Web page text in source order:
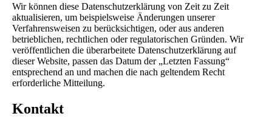
Wir können diese Datenschutzerklärung von Zeit zu Zeit
aktualisieren, um beispielsweise Änderungen unserer
Verfahrensweisen zu berücksichtigen, oder aus anderen
betrieblichen, rechtlichen oder regulatorischen Gründen. Wir
veröffentlichen die überarbeitete Datenschutzerklärung auf
dieser Website, passen das Datum der „Letzten Fassung“
entsprechend an und machen die nach geltendem Recht
erforderliche Mitteilung.
Kontakt